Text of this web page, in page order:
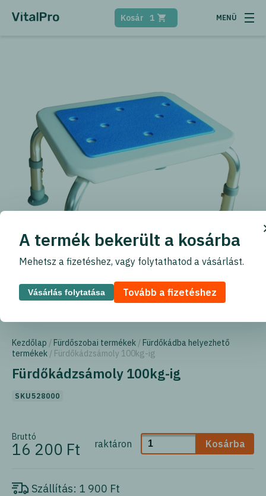
Kosár 1
Kezdőlap /Fürdőszobai termékek /Fürdőkádba helyezhető
termékek / Fürdőkádzsámoly 100kg-ig
Fürdőkádzsámoly 100kg-ig
SKU528000
Bruttó
16 200 Ft raktáron Kosárba
Szállítás: 1 900 Ft
A termék bekerült a kosárba
Mehetsz a fizetéshez, vagy folytathatod a vásárlást.
Vásárlás folytatása Tovább a fizetéshez